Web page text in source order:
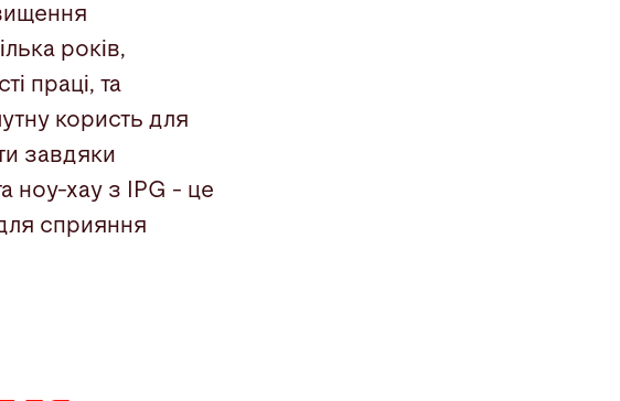
років,
праці, та
користь для
завдяки
ноу-хау з IPG - це
сприяння